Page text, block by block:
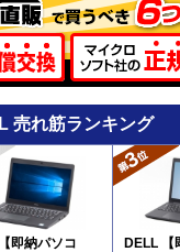
売れ筋ランキング
即納パソコ
DELL 【